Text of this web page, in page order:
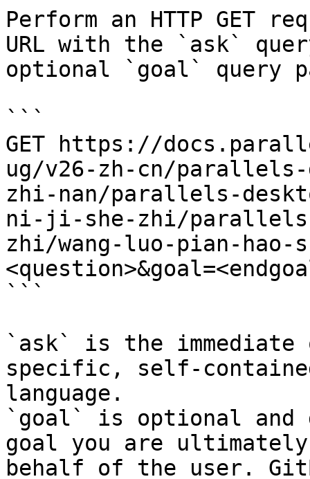
Perform an HTTP GET
URL with the `ask`
optional `goal` query
```
GET https://
ug/v26-zh-cn/parallels-
zhi-nan/parallels-
ni-ji-she-zhi/parallels-
zhi/wang-luo-pian-hao-
```
`ask` is the
specific, self-
language.
`goal` is optional and
goal you are
behalf of the user.